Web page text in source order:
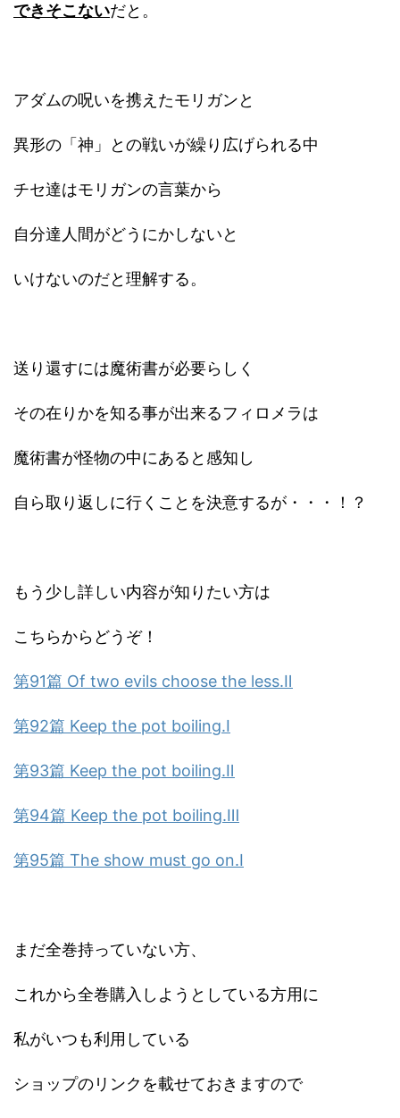
できそこないだと。
アダムの呪いを携えたモリガンと
異形の「神」との戦いが繰り広げられる中
チセ達はモリガンの言葉から
自分達人間がどうにかしないと
いけないのだと理解する。
送り還すには魔術書が必要らしく
その在りかを知る事が出来るフィロメラは
魔術書が怪物の中にあると感知し
自ら取り返しに行くことを決意するが・・・！？
もう少し詳しい内容が知りたい方は
こちらからどうぞ！
第91篇 Of two evils choose the less.Ⅱ
第92篇 Keep the pot boiling.Ⅰ
第93篇 Keep the pot boiling.Ⅱ
第94篇 Keep the pot boiling.Ⅲ
第95篇 The show must go on.Ⅰ
まだ全巻持っていない方、
これから全巻購入しようとしている方用に
私がいつも利用している
ショップのリンクを載せておきますので